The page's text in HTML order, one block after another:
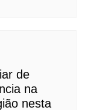
de
na
nesta